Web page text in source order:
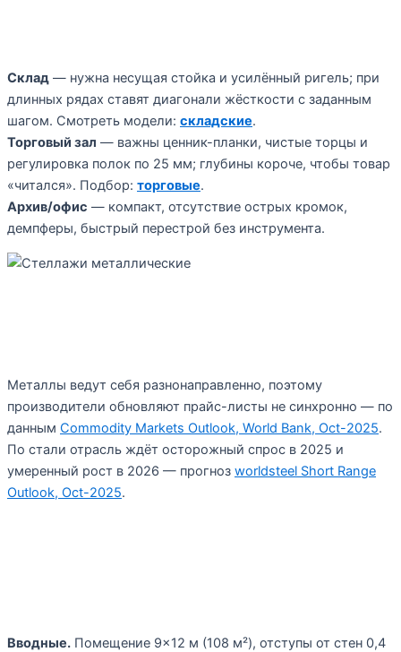
Склад — нужна несущая стойка и усилённый ригель; при
длинных рядах ставят диагонали жёсткости с заданным
шагом. Смотреть модели: складские.
Торговый зал — важны ценник-планки, чистые торцы и
регулировка полок по 25 мм; глубины короче, чтобы товар
«читался». Подбор: торговые.
Архив/офис — компакт, отсутствие острых кромок,
демпферы, быстрый перестрой без инструмента.
Металлы ведут себя разнонаправленно, поэтому
производители обновляют прайс-листы не синхронно — по
данным Commodity Markets Outlook, World Bank, Oct-2025.
По стали отрасль ждёт осторожный спрос в 2025 и
умеренный рост в 2026 — прогноз worldsteel Short Range
Outlook, Oct-2025.
Вводные. Помещение 9×12 м (108 м²), отступы от стен 0,4